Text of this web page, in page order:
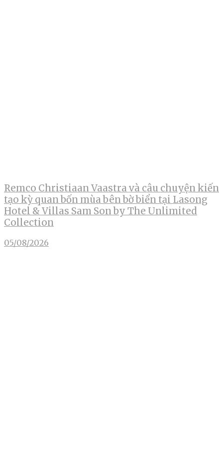
Remco Christiaan Vaastra và câu chuyện kiến
tạo kỳ quan bốn mùa bên bờ biển tại Lasong
Hotel & Villas Sam Son by The Unlimited
Collection
05/08/2026